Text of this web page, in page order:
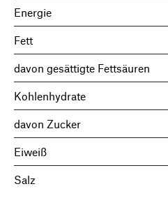
Energie
Fett
davon gesättigte Fettsäuren
Kohlenhydrate
davon Zucker
Eiweiß
Salz